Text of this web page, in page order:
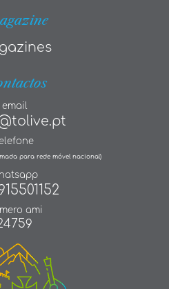
email
para rede móvel nacional)
ami